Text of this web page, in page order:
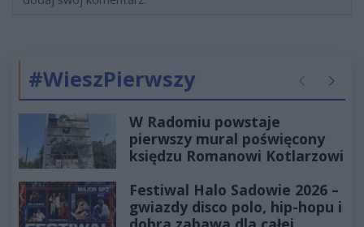
#WieszPierwszy Poprzednie
W Radomiu powstaje
pierwszy mural poświęcony
księdzu Romanowi Kotlarzowi
Festiwal Halo Sadowie 2026 –
gwiazdy disco polo, hip-hopu i